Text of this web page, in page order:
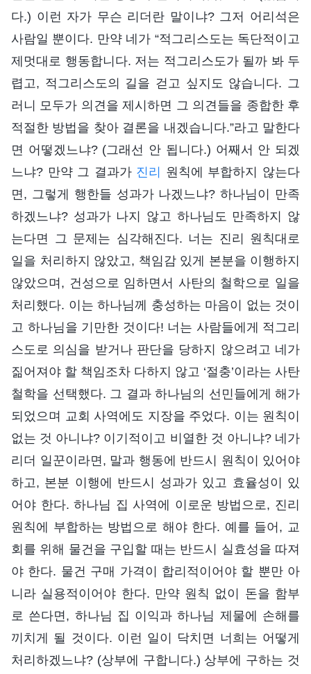
다.) 이런 자가 무슨 리더란 말이냐? 그저 어리석은
사람일 뿐이다. 만약 네가 “적그리스도는 독단적이고
제멋대로 행동합니다. 저는 적그리스도가 될까 봐 두
렵고, 적그리스도의 길을 걷고 싶지도 않습니다. 그
러니 모두가 의견을 제시하면 그 의견들을 종합한 후
적절한 방법을 찾아 결론을 내겠습니다.”라고 말한다
면 어떻겠느냐? (그래선 안 됩니다.) 어째서 안 되겠
느냐? 만약 그 결과가 진리 원칙에 부합하지 않는다
면, 그렇게 행한들 성과가 나겠느냐? 하나님이 만족
하겠느냐? 성과가 나지 않고 하나님도 만족하지 않
는다면 그 문제는 심각해진다. 너는 진리 원칙대로
일을 처리하지 않았고, 책임감 있게 본분을 이행하지
않았으며, 건성으로 임하면서 사탄의 철학으로 일을
처리했다. 이는 하나님께 충성하는 마음이 없는 것이
고 하나님을 기만한 것이다! 너는 사람들에게 적그리
스도로 의심을 받거나 판단을 당하지 않으려고 네가
짊어져야 할 책임조차 다하지 않고 ‘절충’이라는 사탄
철학을 선택했다. 그 결과 하나님의 선민들에게 해가
되었으며 교회 사역에도 지장을 주었다. 이는 원칙이
없는 것 아니냐? 이기적이고 비열한 것 아니냐? 네가
리더 일꾼이라면, 말과 행동에 반드시 원칙이 있어야
하고, 본분 이행에 반드시 성과가 있고 효율성이 있
어야 한다. 하나님 집 사역에 이로운 방법으로, 진리
원칙에 부합하는 방법으로 해야 한다. 예를 들어, 교
회를 위해 물건을 구입할 때는 반드시 실효성을 따져
야 한다. 물건 구매 가격이 합리적이어야 할 뿐만 아
니라 실용적이어야 한다. 만약 원칙 없이 돈을 함부
로 쓴다면, 하나님 집 이익과 하나님 제물에 손해를
끼치게 될 것이다. 이런 일이 닥치면 너희는 어떻게
처리하겠느냐? (상부에 구합니다.) 상부에 구하는 것